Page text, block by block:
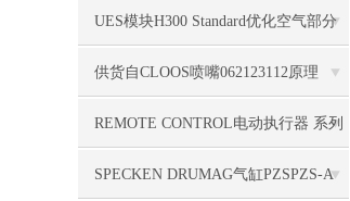
UES模块H300 Standard优化空气部分
供货自CLOOS喷嘴062123112原理
REMOTE CONTROL电动执行器 系列
RCEL005/005L照明
SPECKEN DRUMAG气缸PZSPZS-A